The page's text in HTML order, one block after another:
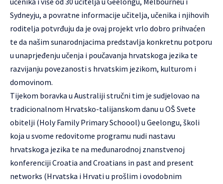
Sydneyju, a povratne informacije učitelja, učenika i njihovih
roditelja potvrđuju da je ovaj projekt vrlo dobro prihvaćen
te da našim sunarodnjacima predstavlja konkretnu potporu
u unaprjeđenju učenja i poučavanja hrvatskoga jezika te
razvijanju povezanosti s hrvatskim jezikom, kulturom i
domovinom.
Tijekom boravka u Australiji stručni tim je sudjelovao na
tradicionalnom Hrvatsko-talijanskom danu u OŠ Svete
obitelji (Holy Family Primary Schoool) u Geelongu, školi
koja u svome redovitome programu nudi nastavu
hrvatskoga jezika te na međunarodnoj znanstvenoj
konferenciji Croatia and Croatians in past and present
networks (Hrvatska i Hrvati u prošlim i ovodobnim